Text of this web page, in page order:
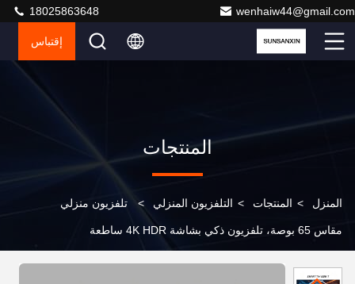
wenhaiw44@gmail.com
18025863648
إقتباس
المنتجات
المنزل > المنتجات > التلفزيون المنزلي > تلفزيون منزلي
مقاس 65 بوصة، تلفزيون ذكي بشاشة 4K HDR ساطعة